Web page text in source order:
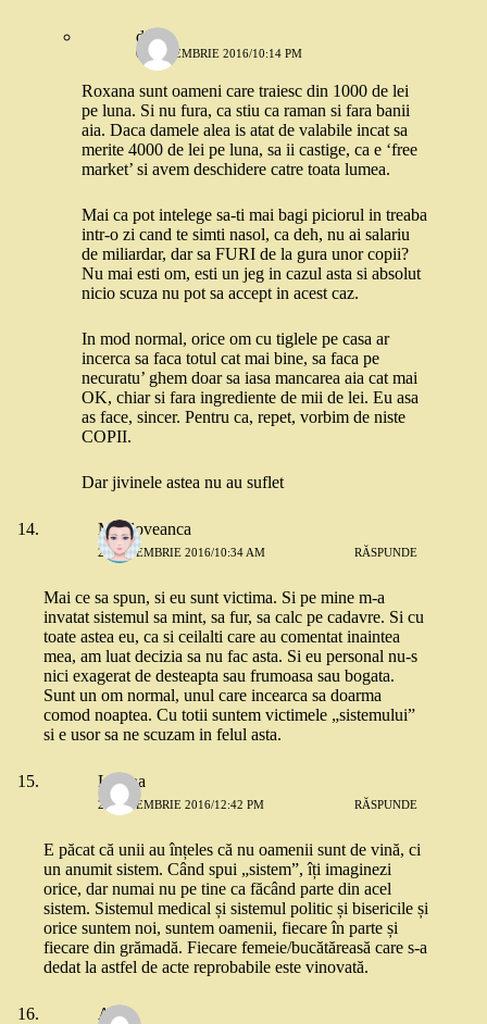
dojo
6 SEPTEMBRIE 2016/10:14 PM
Roxana sunt oameni care traiesc din 1000 de lei
pe luna. Si nu fura, ca stiu ca raman si fara banii
aia. Daca damele alea is atat de valabile incat sa
merite 4000 de lei pe luna, sa ii castige, ca e ‘free
market’ si avem deschidere catre toata lumea.
Mai ca pot intelege sa-ti mai bagi piciorul in treaba
intr-o zi cand te simti nasol, ca deh, nu ai salariu
de miliardar, dar sa FURI de la gura unor copii?
Nu mai esti om, esti un jeg in cazul asta si absolut
nicio scuza nu pot sa accept in acest caz.
In mod normal, orice om cu tiglele pe casa ar
incerca sa faca totul cat mai bine, sa faca pe
necuratu’ ghem doar sa iasa mancarea aia cat mai
OK, chiar si fara ingrediente de mii de lei. Eu asa
as face, sincer. Pentru ca, repet, vorbim de niste
COPII.
Dar jivinele astea nu au suflet
Moldoveanca
2 SEPTEMBRIE 2016/10:34 AM RĂSPUNDE
Mai ce sa spun, si eu sunt victima. Si pe mine m-a
invatat sistemul sa mint, sa fur, sa calc pe cadavre. Si cu
toate astea eu, ca si ceilalti care au comentat inaintea
mea, am luat decizia sa nu fac asta. Si eu personal nu-s
nici exagerat de desteapta sau frumoasa sau bogata.
Sunt un om normal, unul care incearca sa doarma
comod noaptea. Cu totii suntem victimele „sistemului”
si e usor sa ne scuzam in felul asta.
Liliana
2 SEPTEMBRIE 2016/12:42 PM RĂSPUNDE
E păcat că unii au înțeles că nu oamenii sunt de vină, ci
un anumit sistem. Când spui „sistem”, îți imaginezi
orice, dar numai nu pe tine ca făcând parte din acel
sistem. Sistemul medical și sistemul politic și bisericile și
orice suntem noi, suntem oamenii, fiecare în parte și
fiecare din grămadă. Fiecare femeie/bucătăreasă care s-a
dedat la astfel de acte reprobabile este vinovată.
Aura